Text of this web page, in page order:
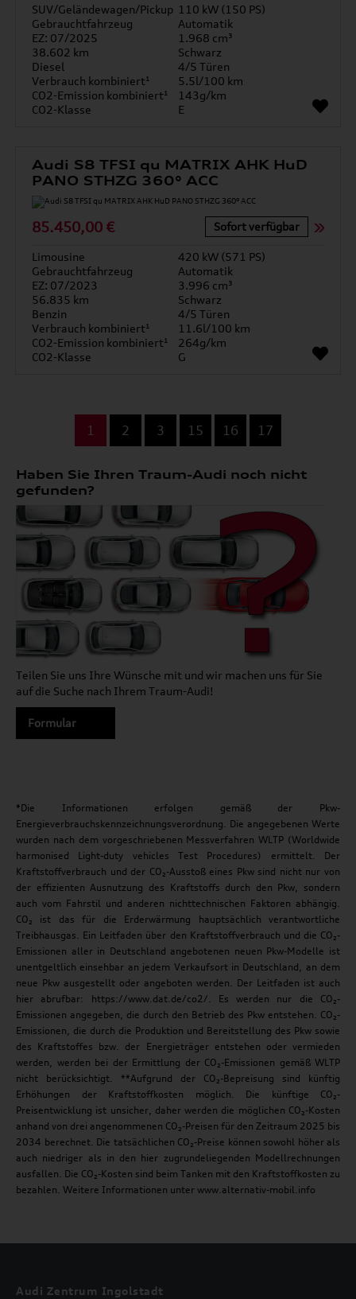
SUV/Geländewagen/Pickup 110 kW (150 PS)
Gebrauchtfahrzeug
Automatik
EZ: 07/2025
1.968 cm³
38.602 km
Schwarz
Diesel
4/5 Türen
Verbrauch kombiniert¹
5.5l/100 km
CO2-Emission kombiniert¹
143g/km
CO2-Klasse
E
Audi S8 TFSI qu MATRIX AHK HuD
PANO STHZG 360° ACC
85.450,00 € Sofort verfügbar
Limousine
420 kW (571 PS)
Gebrauchtfahrzeug
Automatik
EZ: 07/2023
3.996 cm³
56.835 km
Schwarz
Benzin
4/5 Türen
Verbrauch kombiniert¹
11.6l/100 km
CO2-Emission kombiniert¹
264g/km
CO2-Klasse
G
1 2 3 15 16 17
Haben Sie Ihren Traum-Audi noch nicht
gefunden?
Teilen Sie uns Ihre Wünsche mit und wir machen uns für Sie
auf die Suche nach Ihrem Traum-Audi!
Formular
*Die Informationen erfolgen gemäß der Pkw-
Energieverbrauchskennzeichnungsverordnung. Die angegebenen Werte
wurden nach dem vorgeschriebenen Messverfahren WLTP (Worldwide
harmonised Light-duty vehicles Test Procedures) ermittelt. Der
Kraftstoffverbrauch und der CO₂-Ausstoß eines Pkw sind nicht nur von
der effizienten Ausnutzung des Kraftstoffs durch den Pkw, sondern
auch vom Fahrstil und anderen nichttechnischen Faktoren abhängig.
CO₂ ist das für die Erderwärmung hauptsächlich verantwortliche
Treibhausgas. Ein Leitfaden über den Kraftstoffverbrauch und die CO₂-
Emissionen aller in Deutschland angebotenen neuen Pkw-Modelle ist
unentgeltlich einsehbar an jedem Verkaufsort in Deutschland, an dem
neue Pkw ausgestellt oder angeboten werden. Der Leitfaden ist auch
hier abrufbar: https://www.dat.de/co2/. Es werden nur die CO₂-
Emissionen angegeben, die durch den Betrieb des Pkw entstehen. CO₂-
Emissionen, die durch die Produktion und Bereitstellung des Pkw sowie
des Kraftstoffes bzw. der Energieträger entstehen oder vermieden
werden, werden bei der Ermittlung der CO₂-Emissionen gemäß WLTP
nicht berücksichtigt. **Aufgrund der CO₂-Bepreisung sind künftig
Erhöhungen der Kraftstoffkosten möglich. Die künftige CO₂-
Preisentwicklung ist unsicher, daher werden die möglichen CO₂-Kosten
anhand von drei angenommenen CO₂-Preisen für den Zeitraum 2025 bis
2034 berechnet. Die tatsächlichen CO₂-Preise können sowohl höher als
auch niedriger als in den hier zugrundeliegenden Modellrechnungen
ausfallen. Die CO₂-Kosten sind beim Tanken mit den Kraftstoffkosten zu
bezahlen. Weitere Informationen unter www.alternativ-mobil.info
Audi Zentrum Ingolstadt